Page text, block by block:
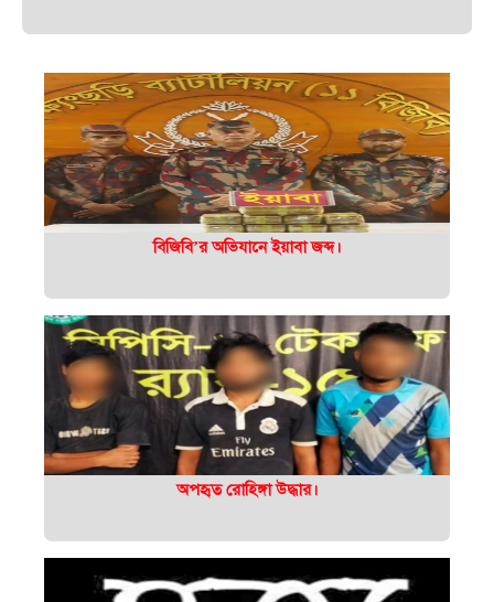
বিজিবি’র অভিযানে ইয়াবা জব্দ।
অপহৃত রোহিঙ্গা উদ্ধার।